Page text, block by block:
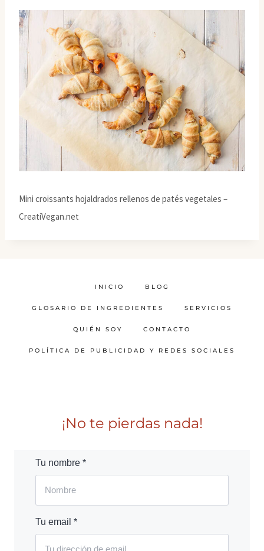
Mini croissants hojaldrados rellenos de patés vegetales –
CreatiVegan.net
INICIO BLOG
GLOSARIO DE INGREDIENTES SERVICIOS
QUIÉN SOY CONTACTO
POLÍTICA DE PUBLICIDAD Y REDES SOCIALES
¡No te pierdas nada!
Tu nombre *
Tu email *